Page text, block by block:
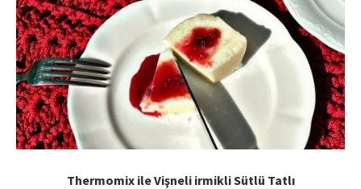
Thermomix ile Vişneli irmikli Sütlü Tatlı